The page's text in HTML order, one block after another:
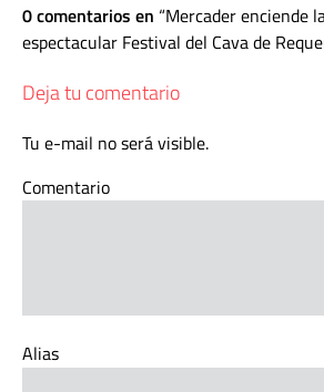
0 comentarios en Mercader enciende
espectacular Festival del Cava de
Deja tu comentario
Tu e-mail no será visible.
Comentario
Alias